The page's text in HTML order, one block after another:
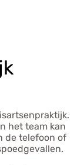
het team kan
de telefoon of